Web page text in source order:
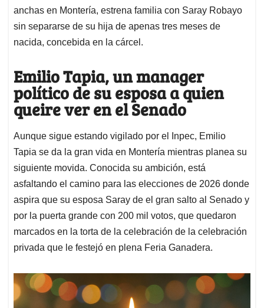
anchas en Montería, estrena familia con Saray Robayo
sin separarse de su hija de apenas tres meses de
nacida, concebida en la cárcel.
Emilio Tapia, un manager
político de su esposa a quien
queire ver en el Senado
Aunque sigue estando vigilado por el Inpec, Emilio
Tapia se da la gran vida en Montería mientras planea su
siguiente movida. Conocida su ambición, está
asfaltando el camino para las elecciones de 2026 donde
aspira que su esposa Saray de el gran salto al Senado y
por la puerta grande con 200 mil votos, que quedaron
marcados en la torta de la celebración de la celebración
privada que le festejó en plena Feria Ganadera.